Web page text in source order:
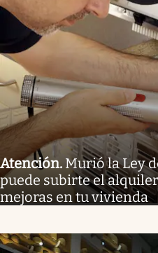
Atención. Murió la Ley
puede subirte el
mejoras en tu vivienda